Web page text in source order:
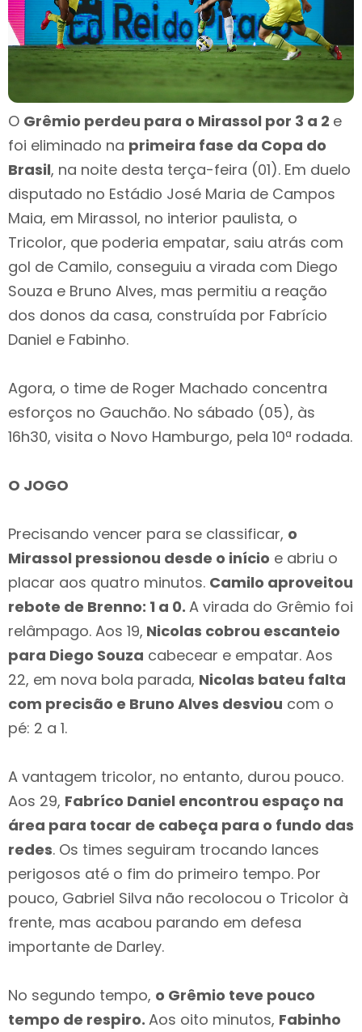
O Grêmio perdeu para o Mirassol por 3 a 2 e
foi eliminado na primeira fase da Copa do
Brasil, na noite desta terça-feira (01). Em duelo
disputado no Estádio José Maria de Campos
Maia, em Mirassol, no interior paulista, o
Tricolor, que poderia empatar, saiu atrás com
gol de Camilo, conseguiu a virada com Diego
Souza e Bruno Alves, mas permitiu a reação
dos donos da casa, construída por Fabrício
Daniel e Fabinho.
Agora, o time de Roger Machado concentra
esforços no Gauchão. No sábado (05), às
16h30, visita o Novo Hamburgo, pela 10ª rodada.
O JOGO
Precisando vencer para se classificar, o
Mirassol pressionou desde o início e abriu o
placar aos quatro minutos. Camilo aproveitou
rebote de Brenno: 1 a 0. A virada do Grêmio foi
relâmpago. Aos 19, Nicolas cobrou escanteio
para Diego Souza cabecear e empatar. Aos
22, em nova bola parada, Nicolas bateu falta
com precisão e Bruno Alves desviou com o
pé: 2 a 1.
A vantagem tricolor, no entanto, durou pouco.
Aos 29, Fabríco Daniel encontrou espaço na
área para tocar de cabeça para o fundo das
redes. Os times seguiram trocando lances
perigosos até o fim do primeiro tempo. Por
pouco, Gabriel Silva não recolocou o Tricolor à
frente, mas acabou parando em defesa
importante de Darley.
No segundo tempo, o Grêmio teve pouco
tempo de respiro. Aos oito minutos, Fabinho